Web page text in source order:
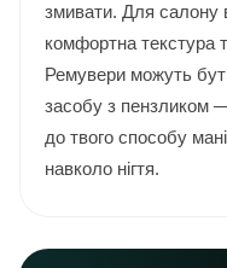
змивати. Для салону
комфортна текстура
Ремувери можуть
засобу з пензликом
до твого способу
навколо нігтя.